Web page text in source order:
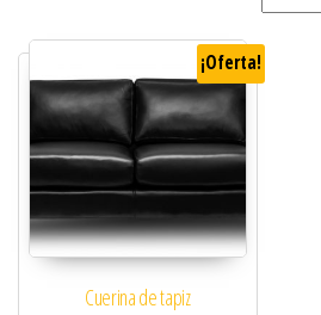
¡Oferta!
Cuerina de tapiz